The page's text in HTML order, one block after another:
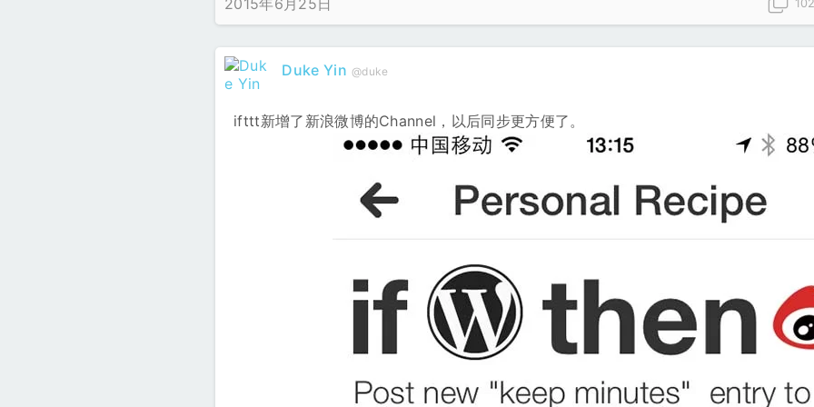
Duke Yin @duke
ifttt新增了新浪微博的Channel，以后同步更方便了。